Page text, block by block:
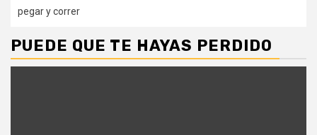
pegar y correr
PUEDE QUE TE HAYAS PERDIDO